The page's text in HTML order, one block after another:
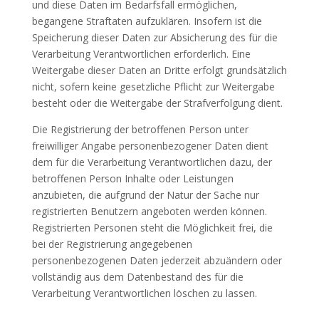
und diese Daten im Bedarfsfall ermöglichen,
begangene Straftaten aufzuklären. Insofern ist die
Speicherung dieser Daten zur Absicherung des für die
Verarbeitung Verantwortlichen erforderlich. Eine
Weitergabe dieser Daten an Dritte erfolgt grundsätzlich
nicht, sofern keine gesetzliche Pflicht zur Weitergabe
besteht oder die Weitergabe der Strafverfolgung dient.
Die Registrierung der betroffenen Person unter
freiwilliger Angabe personenbezogener Daten dient
dem für die Verarbeitung Verantwortlichen dazu, der
betroffenen Person Inhalte oder Leistungen
anzubieten, die aufgrund der Natur der Sache nur
registrierten Benutzern angeboten werden können.
Registrierten Personen steht die Möglichkeit frei, die
bei der Registrierung angegebenen
personenbezogenen Daten jederzeit abzuändern oder
vollständig aus dem Datenbestand des für die
Verarbeitung Verantwortlichen löschen zu lassen.